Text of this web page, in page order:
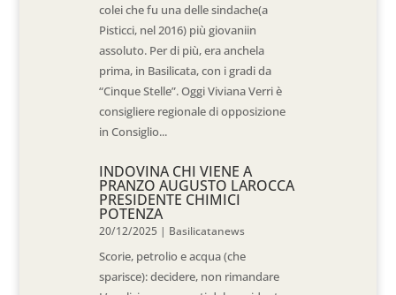
colei che fu una delle sindache(a
Pisticci, nel 2016) più giovaniin
assoluto. Per di più, era anchela
prima, in Basilicata, con i gradi da
“Cinque Stelle”. Oggi Viviana Verri è
consigliere regionale di opposizione
in Consiglio...
INDOVINA CHI VIENE A
PRANZO AUGUSTO LAROCCA
PRESIDENTE CHIMICI
POTENZA
20/12/2025 | Basilicatanews
Scorie, petrolio e acqua (che
sparisce): decidere, non rimandare